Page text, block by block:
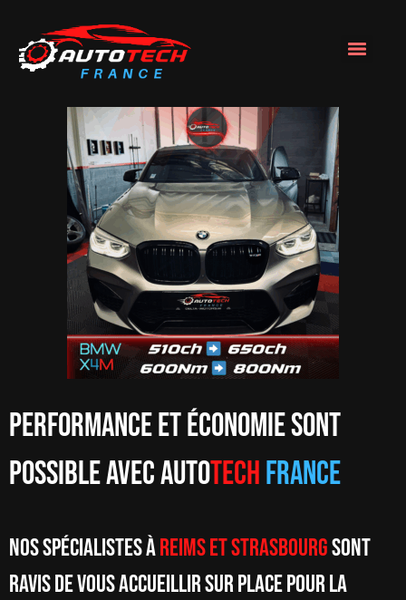
Performance et économie sont
possible avec AutoTechFrance
Nos spécialistes àReims et Strasbourgsont
ravis de vous accueillir sur place pour la